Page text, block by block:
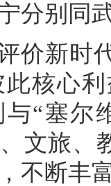
分别同
价新时
核心
与“塞尔
文旅、
不断丰